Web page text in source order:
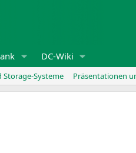
DC-Wiki
Storage-Systeme Präsentationen